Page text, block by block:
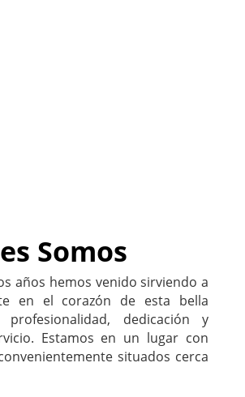
Somos
años hemos venido sirviendo a
en el corazón de esta bella
dedicación y
Estamos en un lugar con
situados cerca